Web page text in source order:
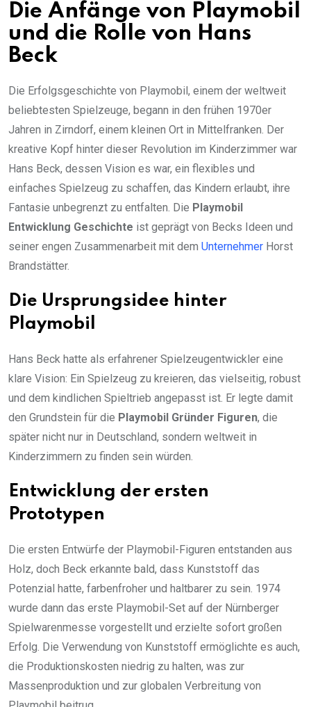
Die Anfänge von Playmobil
und die Rolle von Hans
Beck
Die Erfolgsgeschichte von Playmobil, einem der weltweit
beliebtesten Spielzeuge, begann in den frühen 1970er
Jahren in Zirndorf, einem kleinen Ort in Mittelfranken. Der
kreative Kopf hinter dieser Revolution im Kinderzimmer war
Hans Beck, dessen Vision es war, ein flexibles und
einfaches Spielzeug zu schaffen, das Kindern erlaubt, ihre
Fantasie unbegrenzt zu entfalten. Die Playmobil
Entwicklung Geschichte ist geprägt von Becks Ideen und
seiner engen Zusammenarbeit mit dem Unternehmer Horst
Brandstätter.
Die Ursprungsidee hinter
Playmobil
Hans Beck hatte als erfahrener Spielzeugentwickler eine
klare Vision: Ein Spielzeug zu kreieren, das vielseitig, robust
und dem kindlichen Spieltrieb angepasst ist. Er legte damit
den Grundstein für die Playmobil Gründer Figuren, die
später nicht nur in Deutschland, sondern weltweit in
Kinderzimmern zu finden sein würden.
Entwicklung der ersten
Prototypen
Die ersten Entwürfe der Playmobil-Figuren entstanden aus
Holz, doch Beck erkannte bald, dass Kunststoff das
Potenzial hatte, farbenfroher und haltbarer zu sein. 1974
wurde dann das erste Playmobil-Set auf der Nürnberger
Spielwarenmesse vorgestellt und erzielte sofort großen
Erfolg. Die Verwendung von Kunststoff ermöglichte es auch,
die Produktionskosten niedrig zu halten, was zur
Massenproduktion und zur globalen Verbreitung von